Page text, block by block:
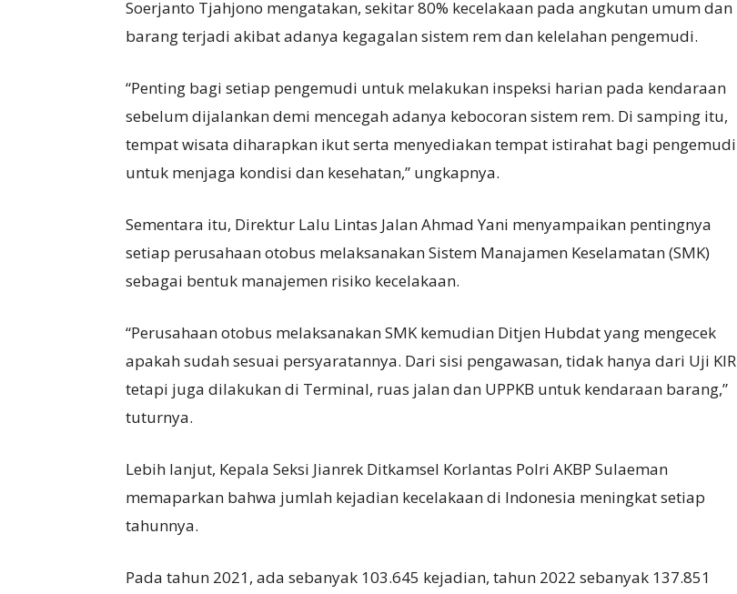
Soerjanto Tjahjono mengatakan, sekitar 80% kecelakaan pada angkutan umum dan
barang terjadi akibat adanya kegagalan sistem rem dan kelelahan pengemudi.
“Penting bagi setiap pengemudi untuk melakukan inspeksi harian pada kendaraan
sebelum dijalankan demi mencegah adanya kebocoran sistem rem. Di samping itu,
tempat wisata diharapkan ikut serta menyediakan tempat istirahat bagi pengemudi
untuk menjaga kondisi dan kesehatan,” ungkapnya.
Sementara itu, Direktur Lalu Lintas Jalan Ahmad Yani menyampaikan pentingnya
setiap perusahaan otobus melaksanakan Sistem Manajamen Keselamatan (SMK)
sebagai bentuk manajemen risiko kecelakaan.
“Perusahaan otobus melaksanakan SMK kemudian Ditjen Hubdat yang mengecek
apakah sudah sesuai persyaratannya. Dari sisi pengawasan, tidak hanya dari Uji KIR
tetapi juga dilakukan di Terminal, ruas jalan dan UPPKB untuk kendaraan barang,”
tuturnya.
Lebih lanjut, Kepala Seksi Jianrek Ditkamsel Korlantas Polri AKBP Sulaeman
memaparkan bahwa jumlah kejadian kecelakaan di Indonesia meningkat setiap
tahunnya.
Pada tahun 2021, ada sebanyak 103.645 kejadian, tahun 2022 sebanyak 137.851